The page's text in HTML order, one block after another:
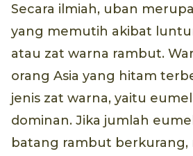
Secara ilmiah, uban
yang memutih akibat
atau zat warna rambut.
orang Asia yang hitam
jenis zat warna, yaitu
dominan. Jika jumlah
batang rambut berkurang,